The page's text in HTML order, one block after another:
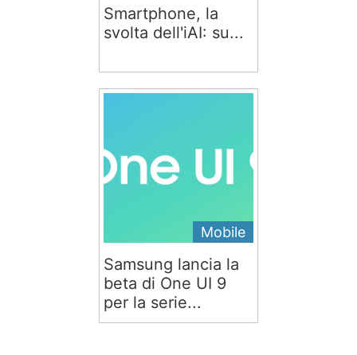
Smartphone, la
svolta dell'iAI: su...
Mobile
Samsung lancia la
beta di One UI 9
per la serie...